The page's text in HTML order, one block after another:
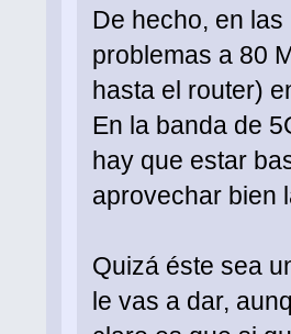
De hecho, en
problemas a 80
hasta el router)
En la banda de
hay que estar
aprovechar bien
Quizá éste sea
le vas a dar,